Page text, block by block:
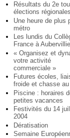
Résultats du 2e
élections
Une heure de plus
métro
Les lundis du
France à
« Organisez et
votre activité
commerciale »
Futures écoles,
froide et chasse
Piscine : horaires
petites vacances
Festivités du 14
2004
Dératisation
Semaine